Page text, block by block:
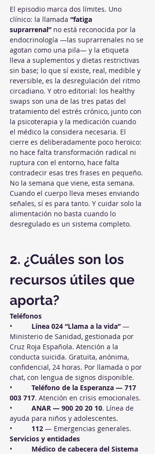
El episodio marca dos límites. Uno
clínico: la llamada “fatiga
suprarrenal” no está reconocida por la
endocrinología —las suprarrenales no se
agotan como una pila— y la etiqueta
lleva a suplementos y dietas restrictivas
sin base; lo que sí existe, real, medible y
reversible, es la desregulación del ritmo
circadiano. Y otro editorial: los healthy
swaps son una de las tres patas del
tratamiento del estrés crónico, junto con
la psicoterapia y la medicación cuando
el médico la considera necesaria. El
cierre es deliberadamente poco heroico:
no hace falta transformación radical ni
ruptura con el entorno, hace falta
contradecir esas tres frases en pequeño.
No la semana que viene, esta semana.
Cuando el cuerpo lleva meses enviando
señales, sí es para tanto. Y cuidar solo la
alimentación no basta cuando lo
desregulado es un sistema completo.
2. ¿Cuáles son los
recursos útiles que
aporta?
Teléfonos
• Línea 024 “Llama a la vida” —
Ministerio de Sanidad, gestionada por
Cruz Roja Española. Atención a la
conducta suicida. Gratuita, anónima,
confidencial, 24 horas. Por llamada o por
chat, con lengua de signos disponible.
• Teléfono de la Esperanza — 717
003 717. Atención en crisis emocionales.
• ANAR — 900 20 20 10. Línea de
ayuda para niños y adolescentes.
• 112 — Emergencias generales.
Servicios y entidades
• Médico de cabecera del Sistema